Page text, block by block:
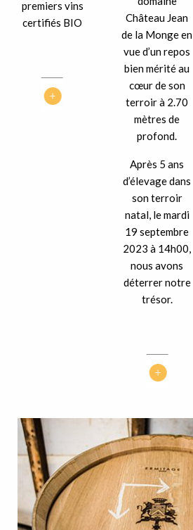
premiers vins
certifiés BIO
Château Jean
de la Monge en
vue d’un repos
bien mérité au
cœur de son
terroir à 2.70
mètres de
profond.
Après 5 ans
d’élevage dans
son terroir
natal, le mardi
19 septembre
2023 à 14h00,
nous avons
déterrer notre
trésor.